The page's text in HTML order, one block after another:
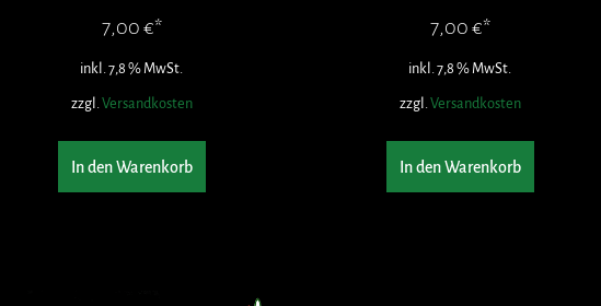
7,00 €
inkl. 7,8 % MwSt.
zzgl. Versandkosten
In den Warenkorb
7,00 €
inkl. 7,8 % MwSt.
zzgl. Versandkosten
In den Warenkorb